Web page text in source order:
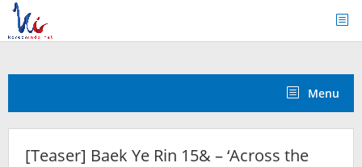
Skip
content
Menu
[Teaser] Baek Ye Rin 15& – ‘Across the